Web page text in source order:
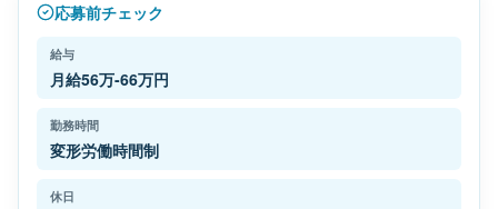
応募前チェック
給与
月給56万-66万円
勤務時間
変形労働時間制
休日